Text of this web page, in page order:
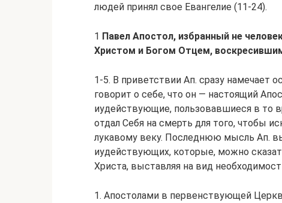
людей принял свое Евангелие (11-24).
1 Павел Апостол, избранный не
Христом и Богом Отцем,
1-5. В приветствии Ап. сразу намечает
говорит о себе, что он — настоящий
иудействующие, пользовавшиеся в то
отдал Себя на смерть для того, чтобы
лукавому веку. Последнюю мысль Ап.
иудействующих, которые, можно
Христа, выставляя на вид
1. Апостолами в первенствующей